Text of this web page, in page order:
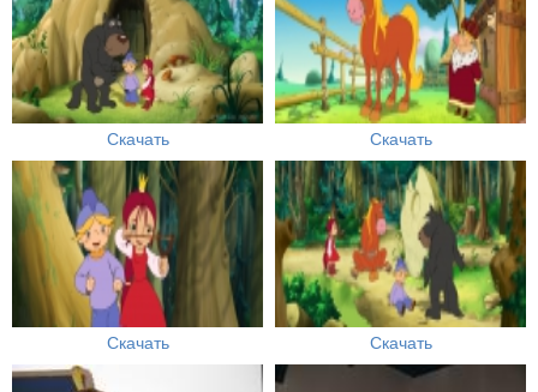
Скачать Скачать
Скачать Скачать